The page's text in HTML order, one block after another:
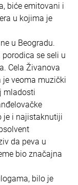
biće emitovani i
u kojima je
u Beogradu.
se seli u
Cela Živanova
veoma muzički
mladosti
je i najistaknutiji
da peva u
bio značajna
bilo je